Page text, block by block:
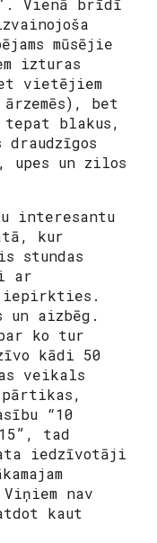
Vienā brīdī
mūsējie
izturas
vietējiem
bet
blakus,
upes un zilos
interesantu
kur
stundas
ar
iepirkties.
un aizbēg.
ko tur
kādi 50
veikals
pārtikas,
“10
tad
iedzīvotāji
nav
kaut